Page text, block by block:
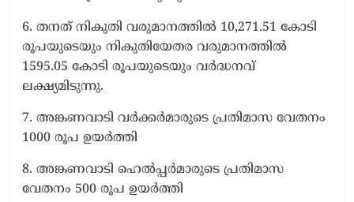
6. തനത് നികുതി വരുമാനത്തില്‍ 10,271.51 കോടി
രൂപയുടെയും നികുതിയേതര വരുമാനത്തില്‍
1595.05 കോടി രൂപയുടെയും വര്‍ദ്ധനവ്
ലക്ഷ്യമിടുന്നു.
7. അങ്കണവാടി വര്‍ക്കര്‍മാരുടെ പ്രതിമാസ വേതനം
1000 രൂപ ഉയര്‍ത്തി
8. അങ്കണവാടി ഹെല്‍പ്പര്‍മാരുടെ പ്രതിമാസ
വേതനം 500 രൂപ ഉയര്‍ത്തി